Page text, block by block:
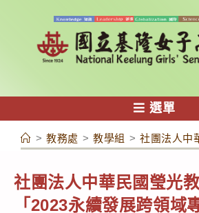
容
選單
> 教務處 > 教學組 > 社團法人中
社團法人中華民國瑩光
「2023永續發展跨領域